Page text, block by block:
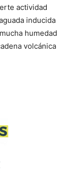
actividad
inducida
humedad
volcánica